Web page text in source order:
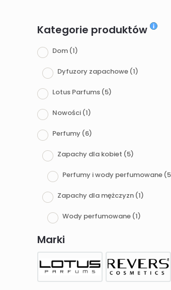
Kategorie produktów
Dom (1)
Dyfuzory zapachowe (1)
Lotus Parfums (5)
Nowości (1)
Perfumy (6)
Zapachy dla kobiet (5)
Perfumy i wody perfumowane
Zapachy dla mężczyzn (1)
Wody perfumowane (1)
Pielęgnacja
Balsamy, masła, kremy(1)
Marki